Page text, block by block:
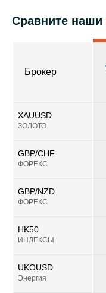
Сравните наши
Брокер
XAUUSD
ЗОЛОТО
GBP/CHF
ФОРЕКС
GBP/NZD
ФОРЕКС
HK50
ИНДЕКСЫ
UKOUSD
Энергия